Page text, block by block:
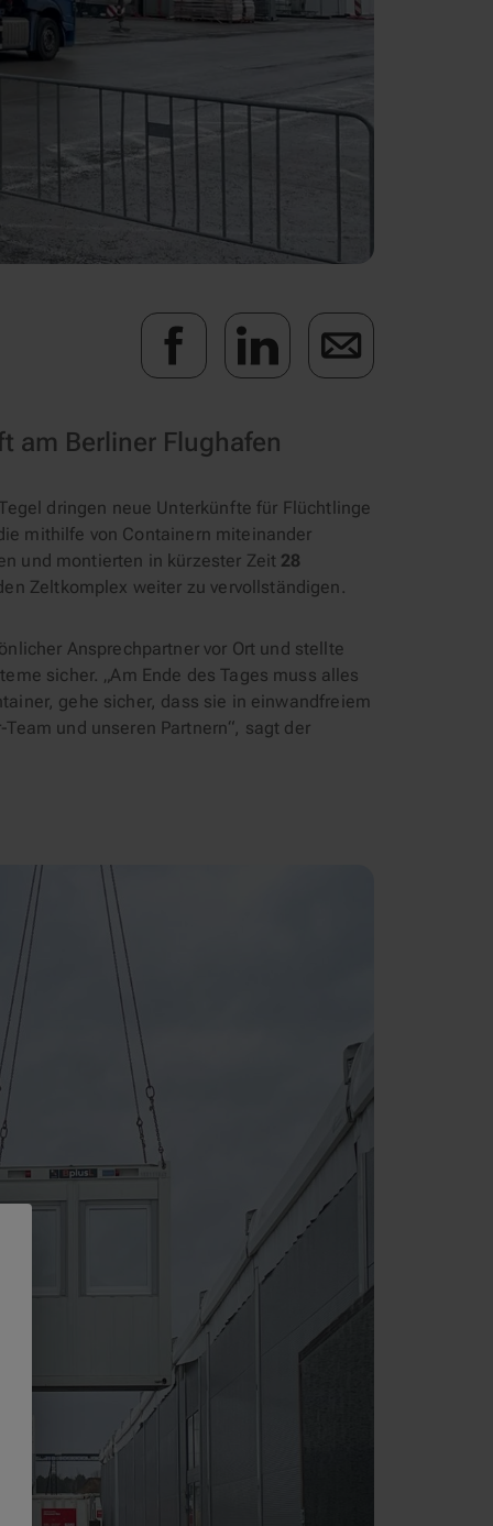
am Berliner Flughafen
dringen neue Unterkünfte für Flüchtlinge
mithilfe von Containern miteinander
und montierten in kürzester Zeit 28
Zeltkomplex weiter zu vervollständigen.
Ansprechpartner vor Ort und stellte
sicher. „Am Ende des Tages muss alles
gehe sicher, dass sie in einwandfreiem
und unseren Partnern“, sagt der